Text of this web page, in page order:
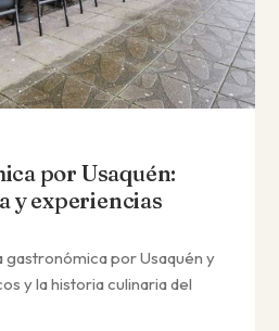
por Usaquén:
y experiencias
gastronómica por Usaquén y
y la historia culinaria del